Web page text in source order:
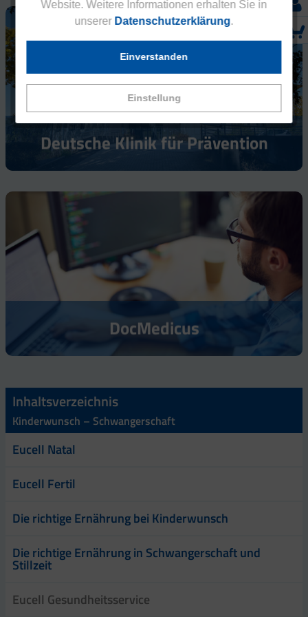
Website. Weitere Informationen erhalten Sie in
unserer Datenschutzerklärung.
Einstellung
Einverstanden
Deutsche Klinik für Prävention
DocMedicus
Inhaltsverzeichnis
Kinderwunsch – Schwangerschaft
Eucell Natal
Eucell Fertil
Die richtige Ernährung bei Kinderwunsch
Die richtige Ernährung in Schwangerschaft und
Stillzeit
Eucell Gesundheitsservice